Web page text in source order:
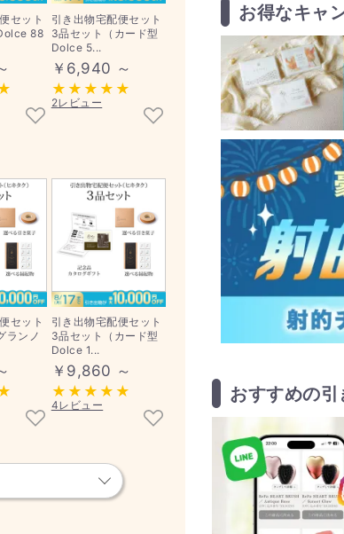
お得なキャ
おすすめの引
セット
88
引き出物宅配便セット
3品セット（カード型
Dolce 5...
￥6,940 ～
2レビュー
セット
ランノ
引き出物宅配便セット
3品セット（カード型
Dolce 1...
￥9,860 ～
4レビュー